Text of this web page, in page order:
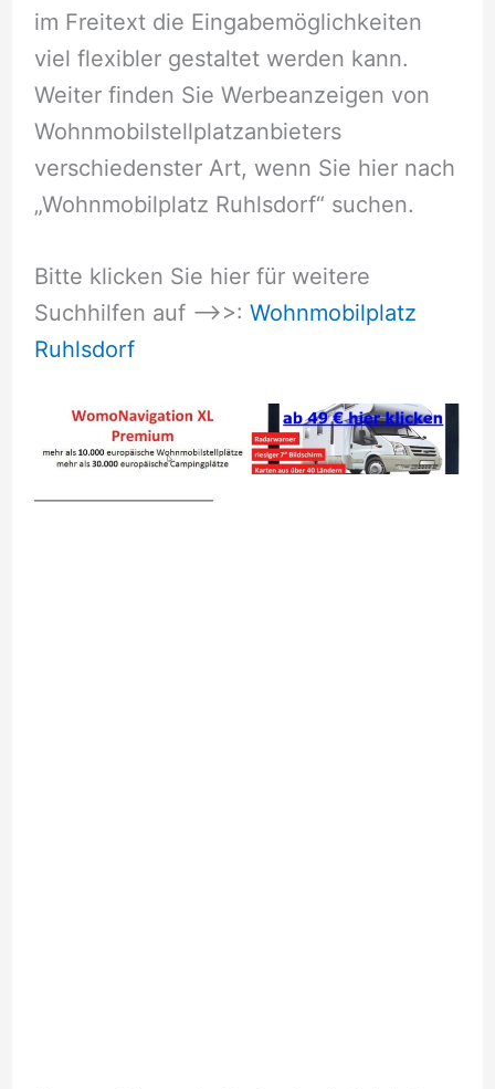
im Freitext die Eingabemöglichkeiten
viel flexibler gestaltet werden kann.
Weiter finden Sie Werbeanzeigen von
Wohnmobilstellplatzanbieters
verschiedenster Art, wenn Sie hier nach
„Wohnmobilplatz Ruhlsdorf“ suchen.
Bitte klicken Sie hier für weitere
Suchhilfen auf –>>: Wohnmobilplatz
Ruhlsdorf